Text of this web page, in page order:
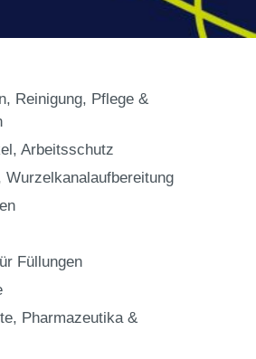
Reinigung, Pflege &
Arbeitsschutz
Wurzelkanalaufbereitung
Füllungen
Pharmazeutika &